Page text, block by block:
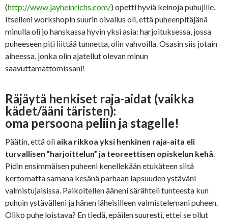
(http://www.jayheinrichs.com/) opetti hyviä keinoja puhujille.
Itselleni workshopin suurin oivallus oli, että puheenpitäjänä
minulla oli jo hanskassa hyvin yksi asia: harjoituksessa, jossa
puheeseen piti liittää tunnetta, olin vahvoilla. Osasin siis jotain
aiheessa, jonka olin ajatellut olevan minun
saavuttamattomissani!
Räjäytä henkiset raja-aidat (vaikka
kädet/ääni täristen):
oma persoona peliin ja stagelle!
Päätin, että oli aika rikkoa yksi henkinen raja-aita eli
turvallisen ”harjoittelun” ja teoreettisen opiskelun kehä
Pidin ensimmäisen puheeni kenellekään etukäteen siitä
kertomatta samana kesänä parhaan lapsuuden ystäväni
valmistujaisissa. Paikoitellen ääneni särähteli tunteesta kun
puhuin ystävälleni ja hänen läheisilleen valmistelemani puheen.
Oliko puhe loistava? En tiedä, epäilen suuresti, ettei se ollut